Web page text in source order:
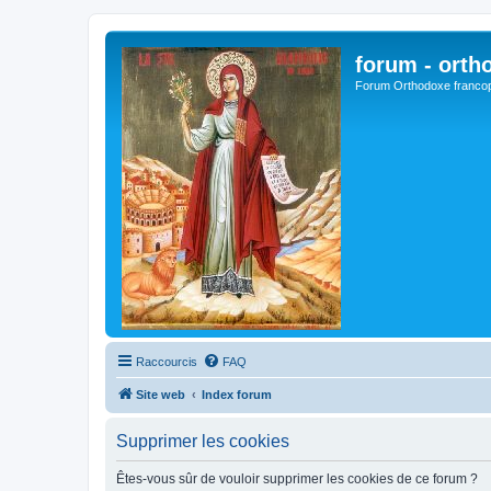
forum -
Forum Orthodoxe
Raccourcis FAQ
Site web Index forum
Supprimer les cookies
Êtes-vous sûr de vouloir supprimer les cookies de ce forum ?